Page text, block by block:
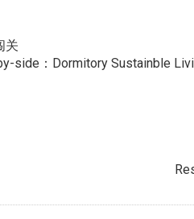
关
side：Dormitory Sustainble